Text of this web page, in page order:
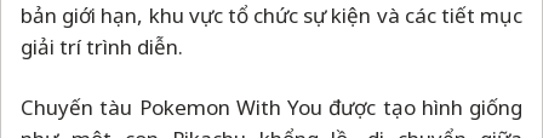
bản giới hạn, khu vực tổ chức sự kiện và các tiết mục
giải trí trình diễn.
Chuyến tàu Pokemon With You được tạo hình giống